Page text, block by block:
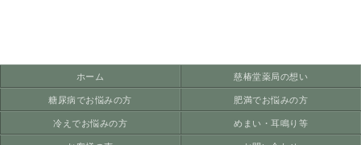
ホーム
慈椿堂薬局の想い
糖尿病でお悩みの方
肥満でお悩みの方
冷えでお悩みの方
めまい・耳鳴り等